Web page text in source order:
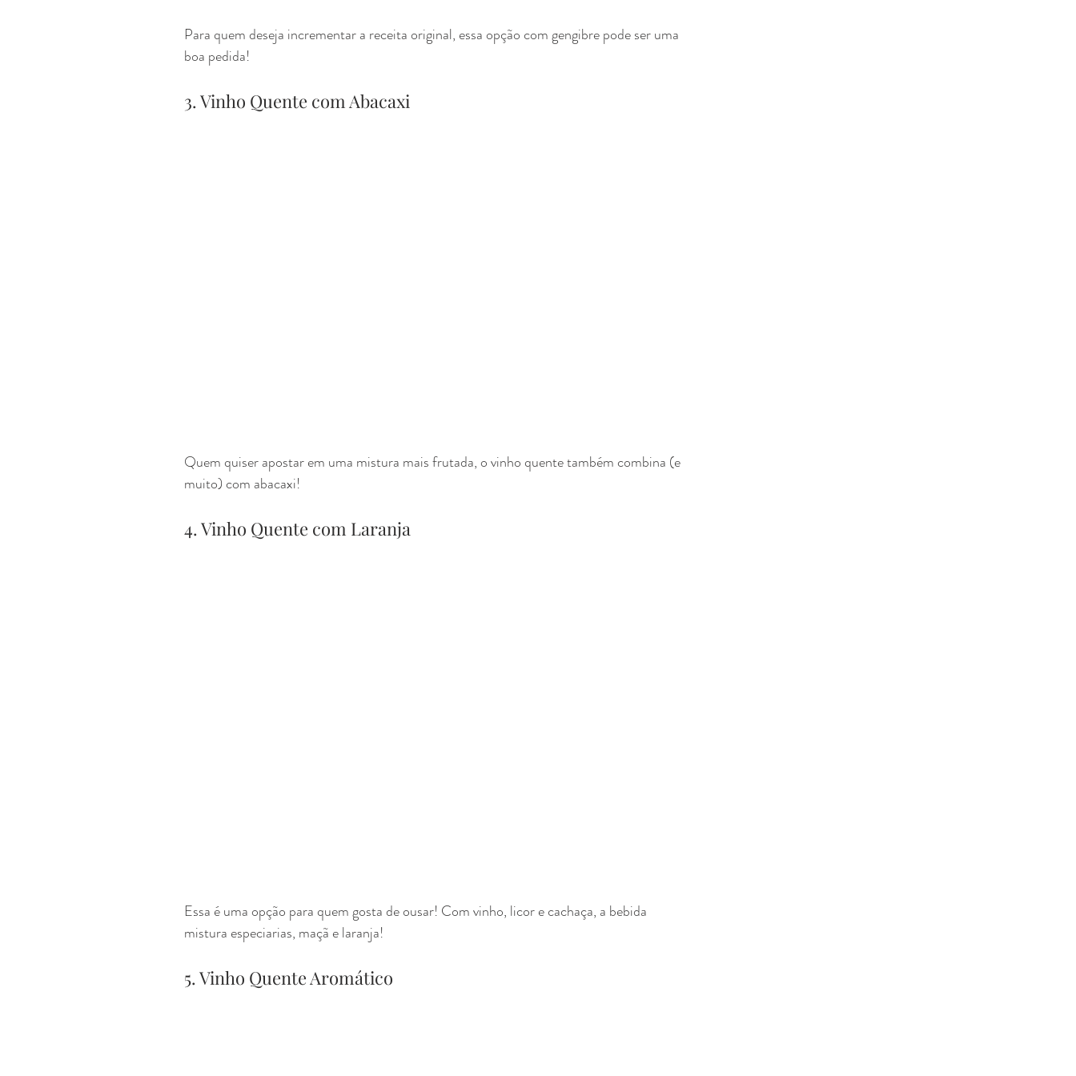
Para quem deseja incrementar a receita original, essa opção com gengibre pode ser uma
boa pedida!
3. Vinho Quente com Abacaxi
Quem quiser apostar em uma mistura mais frutada, o vinho quente também combina (e
muito) com abacaxi!
4. Vinho Quente com Laranja
Essa é uma opção para quem gosta de ousar! Com vinho, licor e cachaça, a bebida
mistura especiarias, maçã e laranja!
5. Vinho Quente Aromático